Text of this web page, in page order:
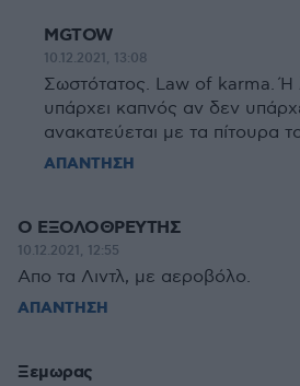
MGTOW
10.12.2021, 13:08
Σωστότατος. Law of karma. Ή
υπάρχει καπνός αν δεν
ανακατεύεται με τα πίτουρα
ΑΠΑΝΤΗΣΗ
Ο ΕΞΟΛΟΘΡΕΥΤΗΣ
10.12.2021, 12:55
Απο τα Λιντλ, με αεροβόλο.
ΑΠΑΝΤΗΣΗ
Ξεμωρας